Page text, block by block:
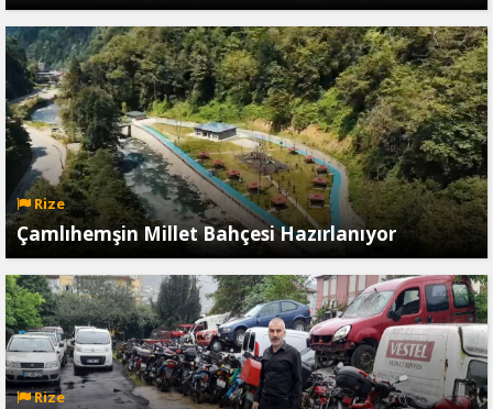
Rize
Çamlıhemşin Millet Bahçesi Hazırlanıyor
Rize